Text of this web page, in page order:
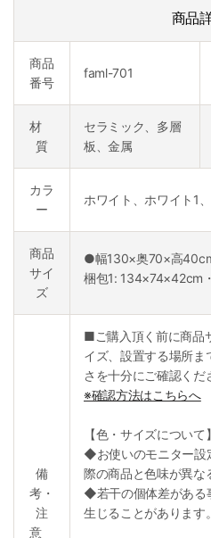
商品
商品
番号
faml-701
材
質
セラミック、多層
板、金属
カラ
ー
ホワイト、ホワイト1
商品
サイ
ズ
●幅130×奥70×高
梱包1: 134×74×42cm
備
考・
注
意
■ご購入頂く前に商品
イズ、設置する場所ま
さを十分にご確認くだ
※確認方法はこちらへ
【色・サイズについて】
◆お使いのモニター設
際の商品と色味が異な
◆若干の個体差がある
生じることがあります。